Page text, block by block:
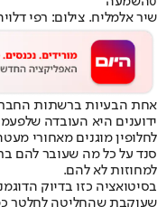
שיר אלמליח. צילום: רפי
אחת הבעיות ברשתות
ידוענים היא העובדה
לחלופין מוגנים מאחורי
סנד על כל מה שעובר להם
למחוזות לא להם.
בסיטואציה כזו בדיוק
שעוקבת שהחליטה לחלטר כ